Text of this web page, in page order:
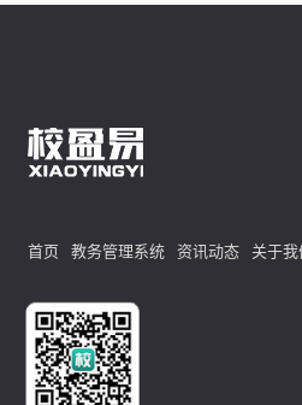
首页 教务管理系统 资讯动态 关于我